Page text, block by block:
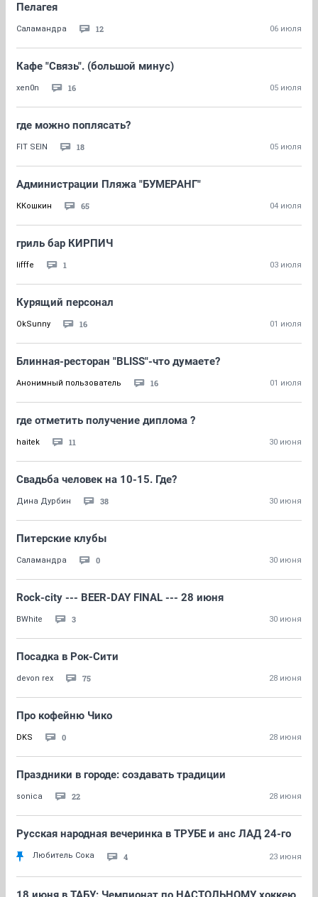
Пелагея
Саламандра 12 06 июля
Кафе "Связь". (большой минус)
xen0n 16 05 июля
где можно поплясать?
FIT SEIN 18 05 июля
Администрации Пляжа "БУМЕРАНГ"
ККошкин 65 04 июля
гриль бар КИРПИЧ
lifffe 1 03 июля
Курящий персонал
OkSunny 16 01 июля
Блинная-ресторан "BLISS"-что думаете?
Анонимный пользователь 16 01 июля
где отметить получение диплома ?
haitek 11 30 июня
Свадьба человек на 10-15. Где?
Дина Дурбин 38 30 июня
Питерские клубы
Саламандра 0 30 июня
Rock-city --- BEER-DAY FINAL --- 28 июня
BWhite 3 30 июня
Посадка в Рок-Сити
devon rex 75 28 июня
Про кофейню Чико
DKS 0 28 июня
Праздники в городе: создавать традиции
sonica 22 28 июня
Русская народная вечеринка в ТРУБЕ и анс ЛАД 24-го
Любитель Сока 4 23 июня